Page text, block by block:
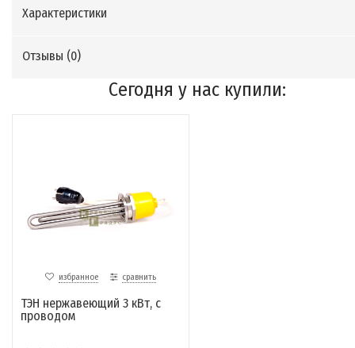
Характеристики
Отзывы (0)
Сегодня у нас купили:
избранное сравнить
ТЭН нержавеющий 3 кВт, с
проводом